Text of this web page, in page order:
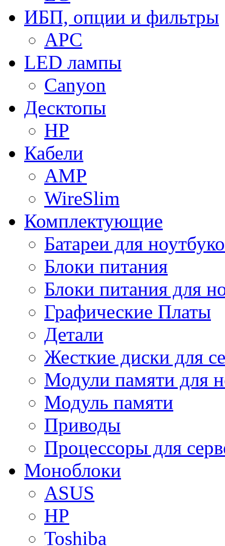
ИБП, опции и фильтры
APC
LED лампы
Canyon
Десктопы
HP
Кабели
AMP
WireSlim
Комплектующие
Батареи для
Блоки питания
Блоки питания для
Графические Платы
Детали
Жесткие диски для
Модули памяти для
Модуль памяти
Приводы
Процессоры для
Моноблоки
ASUS
HP
Toshiba